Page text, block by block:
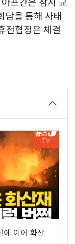
프간은 잠시 교
담을 통해 사태
전협정은 체결
에 이어 화산